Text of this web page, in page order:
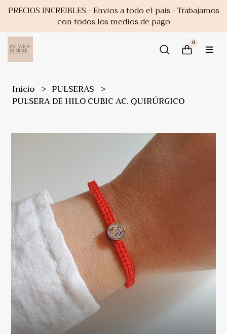
PRECIOS INCREIBLES - Envios a todo el pais - Trabajamos
con todos los medios de pago
0
Inicio
PULSERAS
PULSERA DE HILO CUBIC AC. QUIRÚRGICO